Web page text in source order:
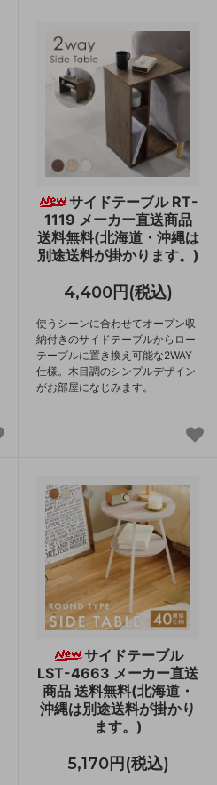
サイドテーブル RT-
1119 メーカー直送商品
送料無料(北海道・沖縄は
別途送料が掛かります。)
4,400円(税込)
使うシーンに合わせてオープン収
納付きのサイドテーブルからロー
テーブルに置き換え可能な2WAY
仕様。木目調のシンプルデザイン
がお部屋になじみます。
サイドテーブル
LST-4663 メーカー直送
商品 送料無料(北海道・
沖縄は別途送料が掛かり
ます。)
5,170円(税込)